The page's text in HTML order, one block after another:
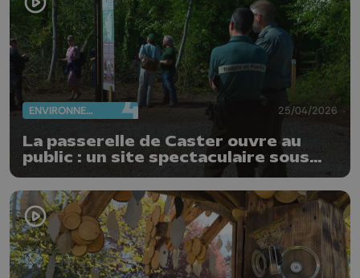
ENVIRONNEMENT 25/04/2026
La passerelle de Caster ouvre au
public : un site spectaculaire sous
haute vigilance